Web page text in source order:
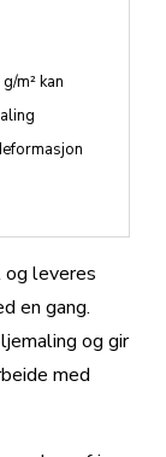
leveres
en gang.
og gir
med
m² kan